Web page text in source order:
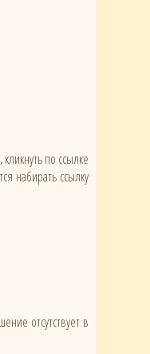
по ссылке
набирать ссылку
отсутствует в